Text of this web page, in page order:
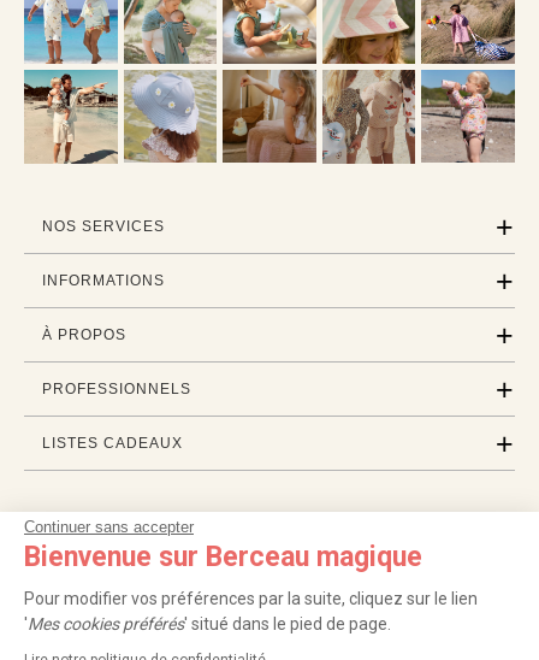
Continuer sans accepter
Bienvenue sur Berceau magique
Pour modifier vos préférences par la suite, cliquez sur le lien
'Mes cookies préférés' situé dans le pied de page.
NOS SERVICES
INFORMATIONS
À PROPOS
PROFESSIONNELS
LISTES CADEAUX
Carte cadeau|Retour 100 jours
Service après-vente| FAQ |Rappels de produits|Protection des données
Nos moyens de paiement sécurisés